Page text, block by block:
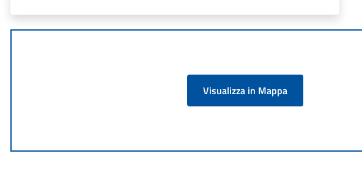
Visualizza in Mappa